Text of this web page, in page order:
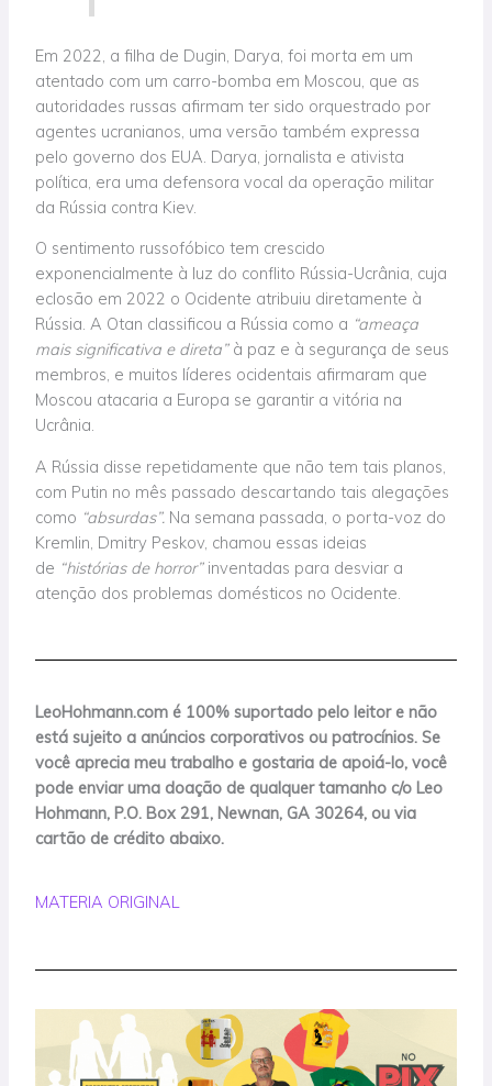
Em 2022, a filha de Dugin, Darya, foi morta em um
atentado com um carro-bomba em Moscou, que as
autoridades russas afirmam ter sido orquestrado por
agentes ucranianos, uma versão também expressa
pelo governo dos EUA. Darya, jornalista e ativista
política, era uma defensora vocal da operação militar
da Rússia contra Kiev.
O sentimento russofóbico tem crescido
exponencialmente à luz do conflito Rússia-Ucrânia, cuja
eclosão em 2022 o Ocidente atribuiu diretamente à
Rússia. A Otan classificou a Rússia como a “ameaça
mais significativa e direta”à paz e à segurança de seus
membros, e muitos líderes ocidentais afirmaram que
Moscou atacaria a Europa se garantir a vitória na
Ucrânia.
A Rússia disse repetidamente que não tem tais planos,
com Putin no mês passado descartando tais alegações
como “absurdas”. Na semana passada, o porta-voz do
Kremlin, Dmitry Peskov, chamou essas ideias
de “histórias de horror”inventadas para desviar a
atenção dos problemas domésticos no Ocidente.
LeoHohmann.com é 100% suportado pelo leitor e não
está sujeito a anúncios corporativos ou patrocínios. Se
você aprecia meu trabalho e gostaria de apoiá-lo, você
pode enviar uma doação de qualquer tamanho c/o Leo
Hohmann, P.O. Box 291, Newnan, GA 30264, ou via
cartão de crédito abaixo.
MATERIA ORIGINAL